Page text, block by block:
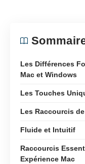
Les Différences
Mac et Windows
Les Touches
Les Raccourcis
Fluide et Intuitif
Raccourcis
Expérience Mac